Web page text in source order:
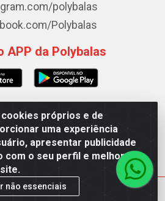
próprios e de
uma experiência
apresentar publicidade
com o seu perfil e melhorar a
não essenciais
polybalas
Polybalas
APP da Polybalas
Miguel de Souza, 173 Galpão B -
PB - CEP 58.075-075 - CNPJ
0002-61